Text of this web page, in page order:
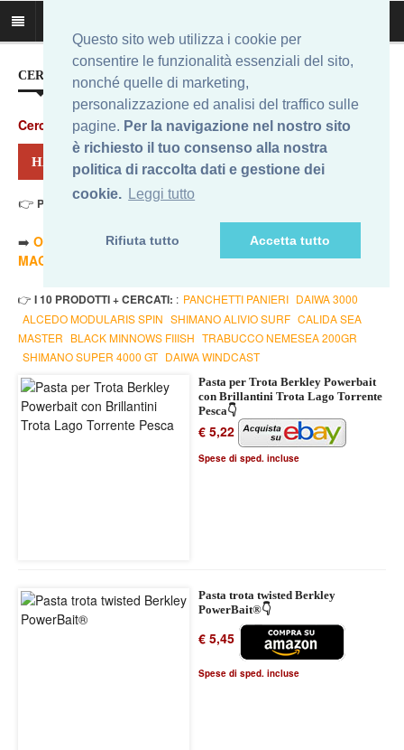
Questo sito web utilizza i cookie per
consentire le funzionalità essenziali del sito,
nonché quelle di marketing,
personalizzazione ed analisi del traffico sulle
pagine. Per la navigazione nel nostro sito
è richiesto il tuo consenso alla nostra
politica di raccolta dati e gestione dei
cookie. Leggi tutto
Rifiuta tutto Accetta tutto
CERCA IL MIGLIOR PREZZO...
Cerca
HAI CERCATO: PASTA BERKLEY NERA
👉 Prezzo Min. 5,22 Eur - Prezzo Max 8,69 Eur
➡️ ORDINA PER PREZZO MINORE
ORDINA PER PREZZO
MAGGIORE
- 🔥TUTTI
👉 I 10 PRODOTTI + CERCATI: : PANCHETTI PANIERI DAIWA 3000
ALCEDO MODULARIS SPIN SHIMANO ALIVIO SURF CALIDA SEA
MASTER BLACK MINNOWS FIIISH TRABUCCO NEMESEA 200GR
SHIMANO SUPER 4000 GT DAIWA WINDCAST
Pasta per Trota Berkley Powerbait
con Brillantini Trota Lago Torrente
Pesca👇
€ 5,22
Spese di sped. incluse
Pasta trota twisted Berkley
PowerBait®👇
€ 5,45
Spese di sped. incluse